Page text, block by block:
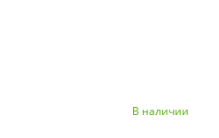
В наличии